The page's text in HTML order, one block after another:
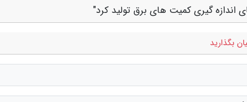
اندازه گیری کمیت های برق تولید کرد"
بگذارید